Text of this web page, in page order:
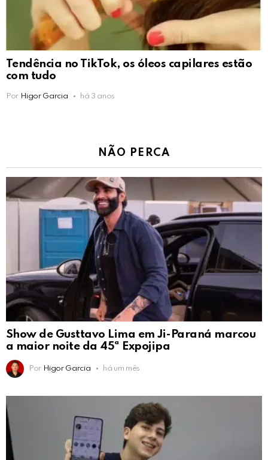
Tendência no TikTok, os óleos capilares estão
com tudo
Por Higor Garcia há 3 anos
NÃO PERCA
Show de Gusttavo Lima em Ji-Paraná marcou
a maior noite da 45ª Expojipa
Por Higor Garcia há um mês